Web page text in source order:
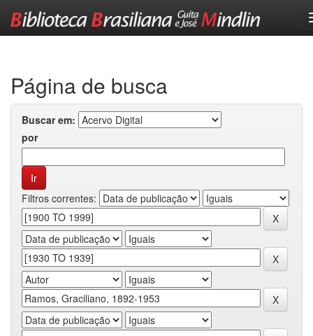
Página de busca
Buscar em:
por
Filtros correntes: